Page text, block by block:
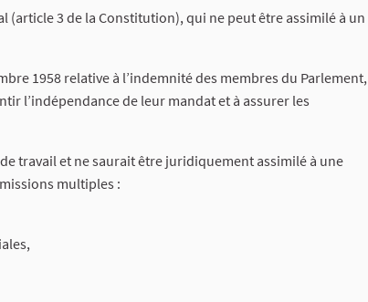
3 de la Constitution), qui ne peut être assimilé à un
1958 relative à l’indemnité des membres du Parlement,
l’indépendance de leur mandat et à assurer les
travail et ne saurait être juridiquement assimilé à une
multiples :